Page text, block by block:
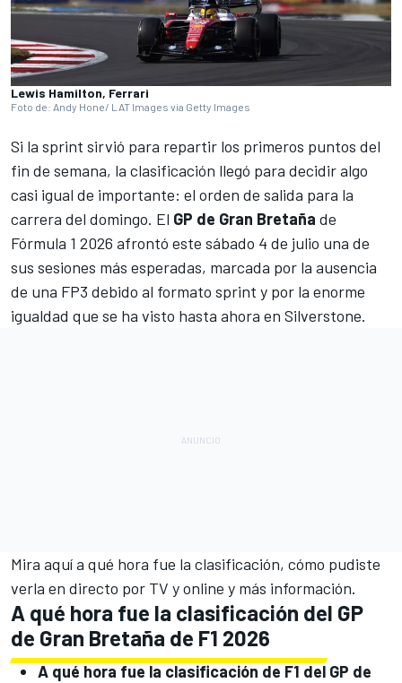
Lewis Hamilton, Ferrari
Foto de: Andy Hone/ LAT Images via Getty Images
Si la sprint sirvió para repartir los primeros puntos del
fin de semana, la clasificación llegó para decidir algo
casi igual de importante: el orden de salida para la
carrera del domingo. El GP de Gran Bretaña de
Fórmula 1 2026 afrontó este sábado 4 de julio una de
sus sesiones más esperadas, marcada por la ausencia
de una FP3 debido al formato sprint y por la enorme
igualdad que se ha visto hasta ahora en Silverstone.
Mira aquí a qué hora fue la clasificación, cómo pudiste
verla en directo por TV y online y más información.
A qué hora fue la clasificación del GP
de Gran Bretaña de F1 2026
A qué hora fue la clasificación de F1 del GP de